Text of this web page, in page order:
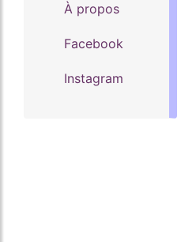
À propos
Facebook
Instagram